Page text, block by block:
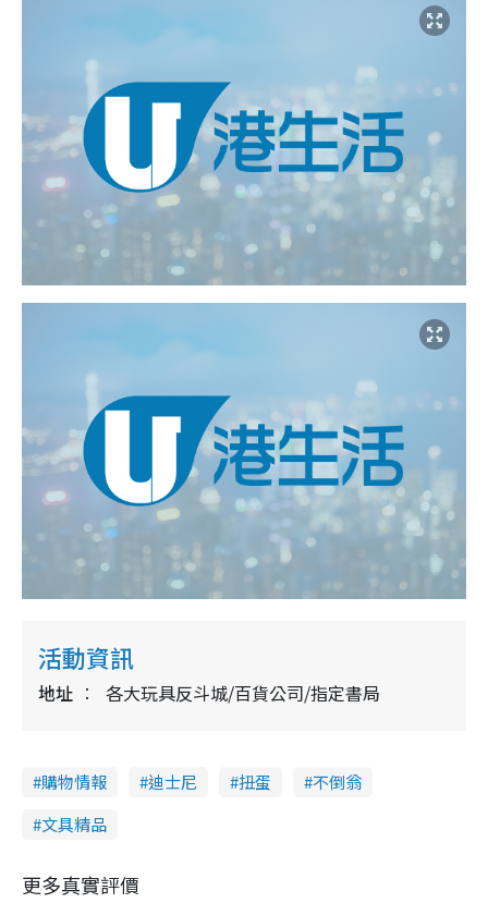
活動資訊
地址 各大玩具反斗城/百貨公司/指定書局
購物情報 迪士尼 扭蛋
不倒翁
文具精品
更多真實評價